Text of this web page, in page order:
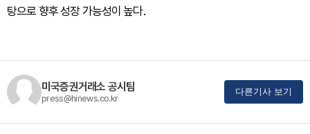
탕으로 향후 성장 가능성이 높다.
미국증권거래소 공시팀
press@hinews.co.kr
다른기사 보기